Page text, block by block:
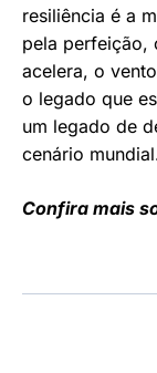
resiliência é a
pela perfeição,
acelera, o
o legado que
um legado de
cenário
Confira mais